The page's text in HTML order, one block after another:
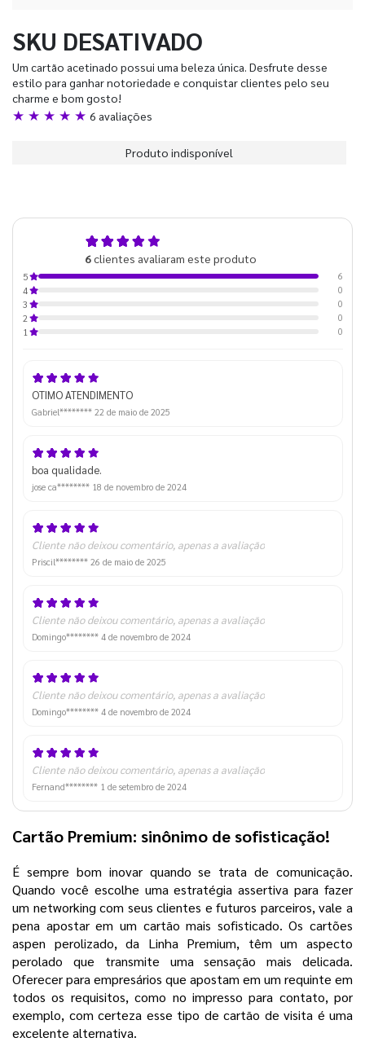
SKU DESATIVADO
Um cartão acetinado possui uma beleza única. Desfrute desse
estilo para ganhar notoriedade e conquistar clientes pelo seu
charme e bom gosto!
★ ★ ★ ★ ★ 6 avaliações
Produto indisponível
6clientes avaliaram este produto
5
6
4
0
3
0
2
0
1
0
OTIMO ATENDIMENTO
Gabriel******** 22 de maio de 2025
boa qualidade.
jose ca******** 18 de novembro de 2024
Cliente não deixou comentário, apenas a avaliação
Priscil******** 26 de maio de 2025
Cliente não deixou comentário, apenas a avaliação
Domingo******** 4 de novembro de 2024
Cliente não deixou comentário, apenas a avaliação
Domingo******** 4 de novembro de 2024
Cliente não deixou comentário, apenas a avaliação
Fernand******** 1 de setembro de 2024
Cartão Premium: sinônimo de sofisticação!
É sempre bom inovar quando se trata de comunicação.
Quando você escolhe uma estratégia assertiva para fazer
um networking com seus clientes e futuros parceiros, vale a
pena apostar em um cartão mais sofisticado. Os cartões
aspen perolizado, da Linha Premium, têm um aspecto
perolado que transmite uma sensação mais delicada.
Oferecer para empresários que apostam em um requinte em
todos os requisitos, como no impresso para contato, por
exemplo, com certeza esse tipo de cartão de visita é uma
excelente alternativa.